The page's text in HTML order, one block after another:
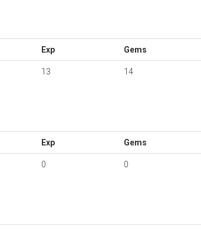
Exp Gems
13 14
Exp Gems
0 0